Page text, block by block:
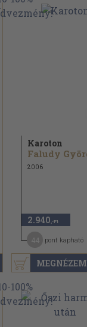
MEGNÉZEM
Karoton
Faludy
2006
2.940 ,-Ft
pont kapható